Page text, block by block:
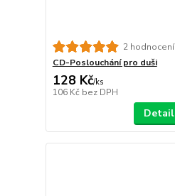
2 hodnocení
CD-Poslouchání pro duši
128 Kč/ks
106 Kč bez DPH
Detail